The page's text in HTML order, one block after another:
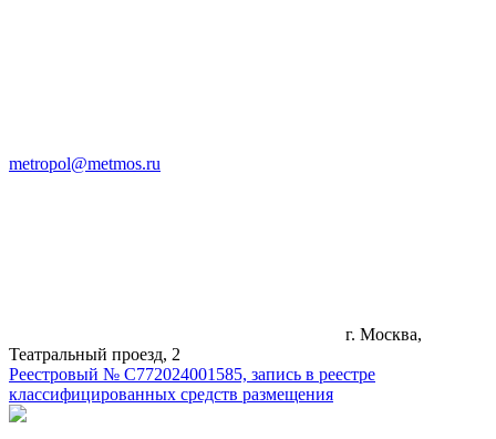
metropol@metmos.ru
г. Москва,
Театральный проезд, 2
Реестровый № С772024001585, запись в реестре
классифицированных средств размещения